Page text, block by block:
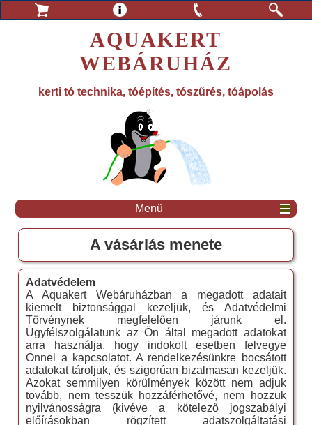
AQUAKERT
WEBÁRUHÁZ
kerti tó technika, tóépítés, tószűrés, tóápolás
Menü
A vásárlás menete
Adatvédelem
A Aquakert Webáruházban a megadott adatait
kiemelt biztonsággal kezeljük, és Adatvédelmi
Törvénynek megfelelően járunk el.
Ügyfélszolgálatunk az Ön által megadott adatokat
arra használja, hogy indokolt esetben felvegye
Önnel a kapcsolatot. A rendelkezésünkre bocsátott
adatokat tároljuk, és szigorúan bizalmasan kezeljük.
Azokat semmilyen körülmények között nem adjuk
tovább, nem tesszük hozzáférhetővé, nem hozzuk
nyilvánosságra (kivéve a kötelező jogszabályi
előírásokban rögzített adatszolgáltatási